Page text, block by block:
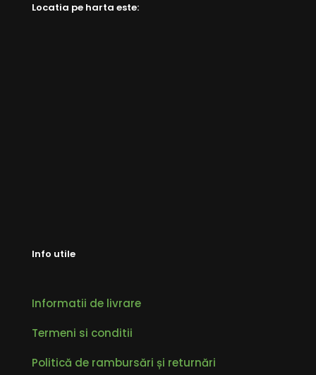
Locatia pe harta este:
Info utile
Informatii de livrare
Termeni si conditii
Politică de rambursări și returnări